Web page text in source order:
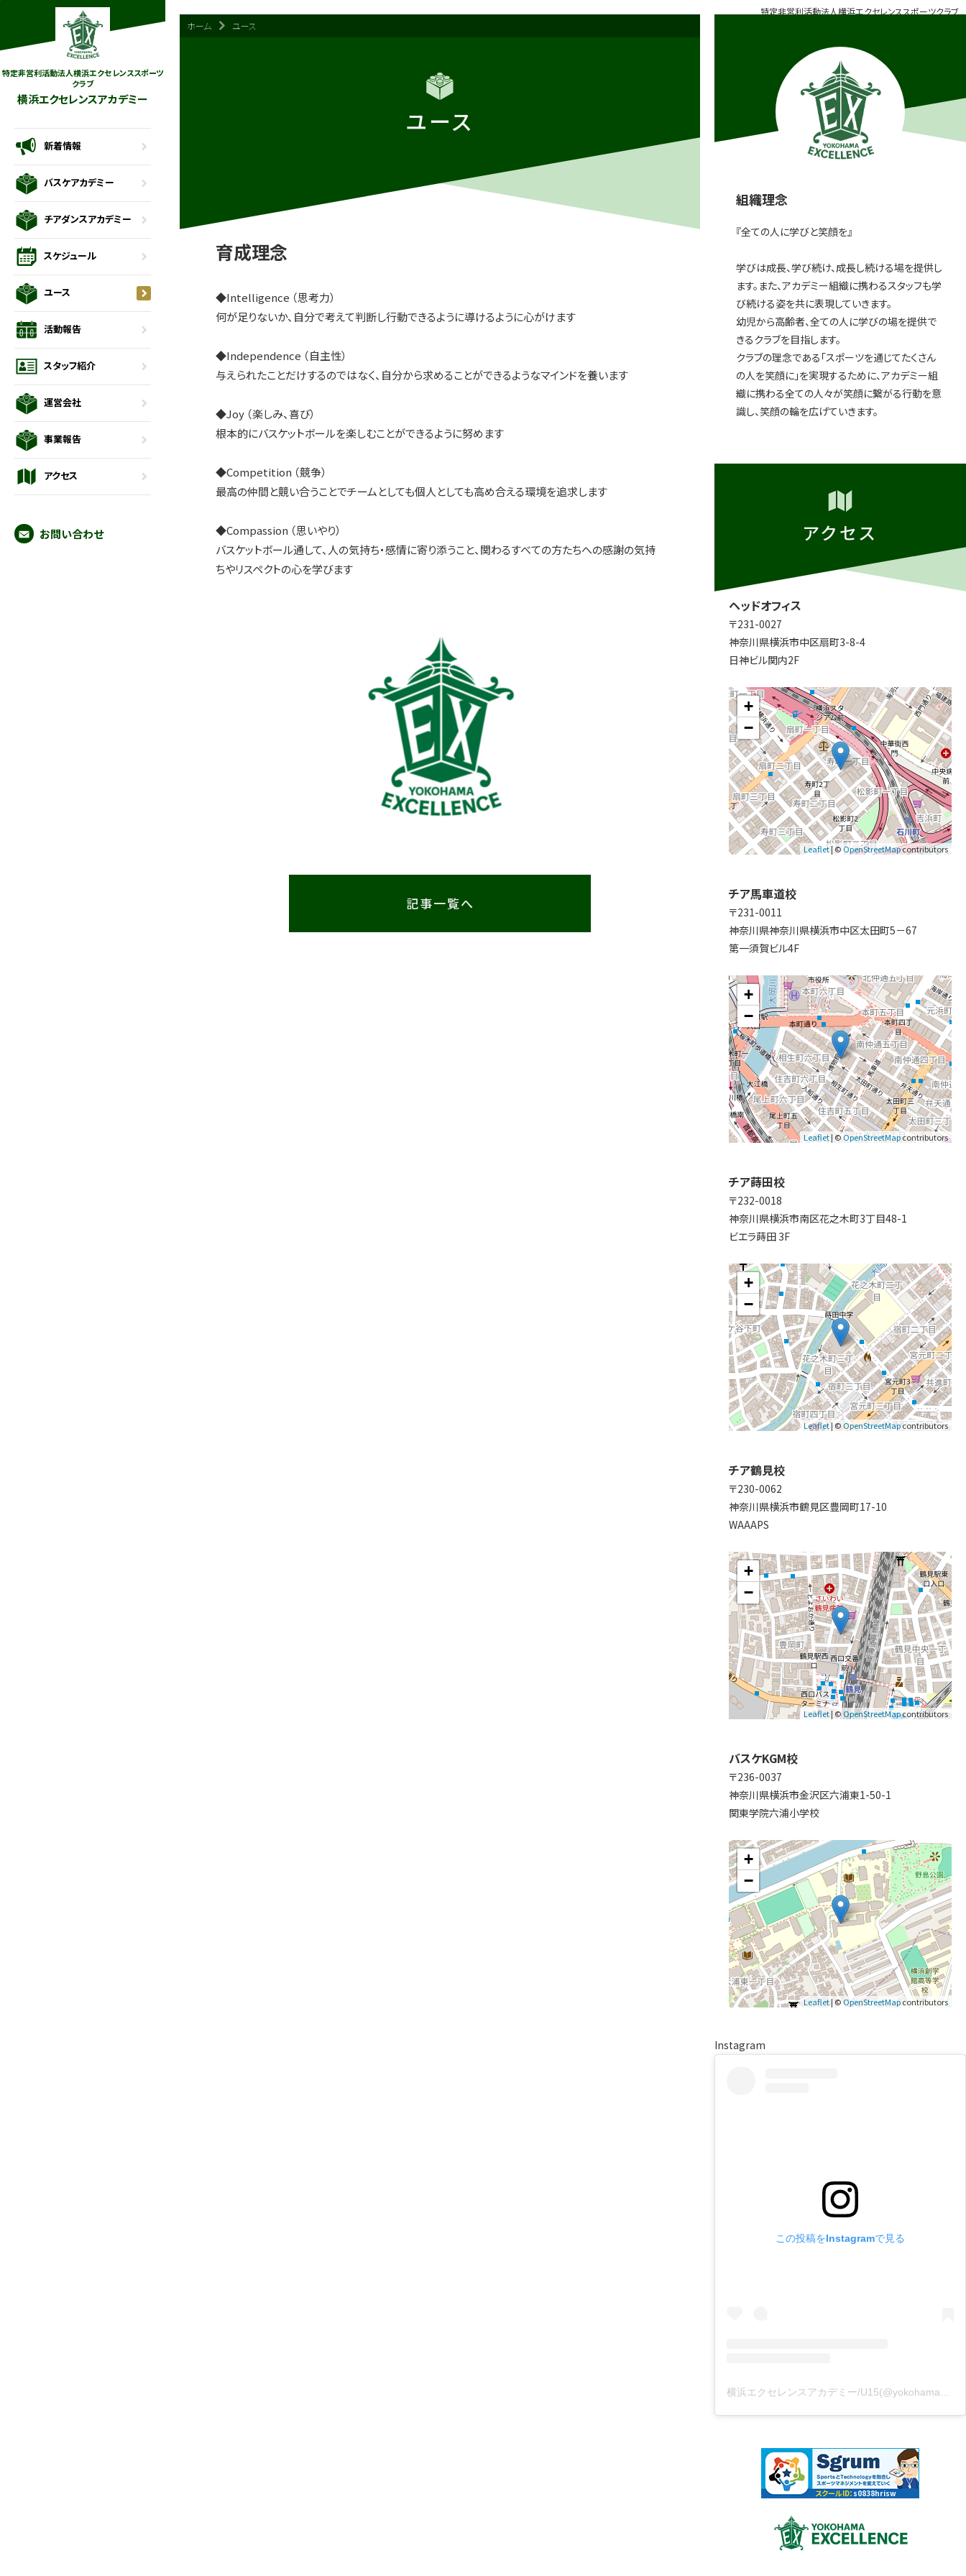
特定非営利活動法人横浜エクセレンススポーツ
クラブ
横浜エクセレンスアカデミー
新着情報
バスケアカデミー
チアダンスアカデミー
スケジュール
ユース
活動報告
スタッフ紹介
運営会社
事業報告
アクセス
お問い合わせ
特定非営利活動法人横浜エクセレンススポーツクラブ
ユース
ホーム ユース
育成理念
◆Intelligence （思考力）
何が足りないか、自分で考えて判断し行動できるように導けるように心がけます
◆Independence （自主性）
与えられたことだけするのではなく、自分から求めることができるようなマインドを養います
◆Joy （楽しみ、喜び）
根本的にバスケットボールを楽しむことができるように努めます
◆Competition （競争）
最高の仲間と競い合うことでチームとしても個人としても高め合える環境を追求します
◆Compassion （思いやり）
バスケットボール通して、人の気持ち・感情に寄り添うこと、関わるすべての方たちへの感謝の気持
ちやリスペクトの心を学びます
記事一覧へ
組織理念
『全ての人に学びと笑顔を』
学びは成長、学び続け、成長し続ける場を提供し
ます。また、アカデミー組織に携わるスタッフも学
び続ける姿を共に表現していきます。
幼児から高齢者、全ての人に学びの場を提供で
きるクラブを目指します。
クラブの理念である「スポーツを通じてたくさん
の人を笑顔に」を実現するために、アカデミー組
織に携わる全ての人々が笑顔に繋がる行動を意
識し、笑顔の輪を広げていきます。
アクセス
ヘッドオフィス
〒231-0027
神奈川県横浜市中区扇町3-8-4
日神ビル関内2F
+
−
Leaflet| ©OpenStreetMapcontributors
チア馬車道校
〒231-0011
神奈川県神奈川県横浜市中区太田町5－67
第一須賀ビル4F
+
−
Leaflet| ©OpenStreetMapcontributors
チア蒔田校
〒232-0018
神奈川県横浜市南区花之木町3丁目48-1
ビエラ蒔田 3F
+
−
Leaflet| ©OpenStreetMapcontributors
チア鶴見校
〒230-0062
神奈川県横浜市鶴見区豊岡町17-10
WAAAPS
+
−
Leaflet| ©OpenStreetMapcontributors
バスケKGM校
〒236-0037
神奈川県横浜市金沢区六浦東1-50-1
関東学院六浦小学校
+
−
Leaflet| ©OpenStreetMapcontributors
Instagram
この投稿をInstagramで見る
スクールID：s0838hrisw